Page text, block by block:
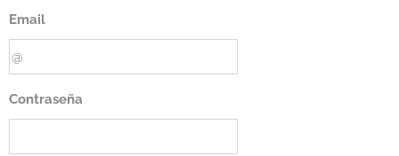
Email
Contraseña